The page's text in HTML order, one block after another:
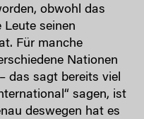
obwohl das
Leute seinen
Für manche
Nationen
das sagt bereits viel
sagen, ist
deswegen hat es